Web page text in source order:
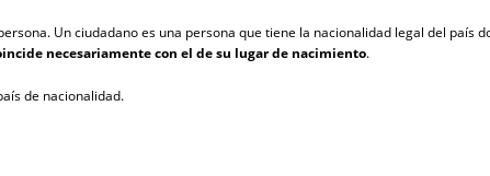
Un ciudadano es una persona que tiene la nacionalidad legal del país
necesariamente con el de su lugar de nacimiento.
de nacionalidad.